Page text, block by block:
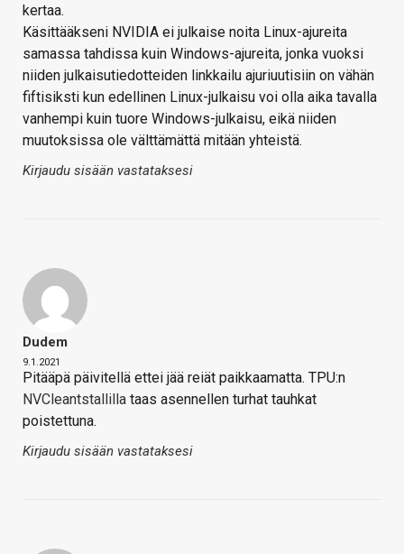
kertaa.
Käsittääkseni NVIDIA ei julkaise noita Linux-ajureita
samassa tahdissa kuin Windows-ajureita, jonka vuoksi
niiden julkaisutiedotteiden linkkailu ajuriuutisiin on vähän
fiftisiksti kun edellinen Linux-julkaisu voi olla aika tavalla
vanhempi kuin tuore Windows-julkaisu, eikä niiden
muutoksissa ole välttämättä mitään yhteistä.
Kirjaudu sisään vastataksesi
Dudem
9.1.2021
Pitääpä päivitellä ettei jää reiät paikkaamatta. TPU:n
NVCleantstallilla taas asennellen turhat tauhkat
poistettuna.
Kirjaudu sisään vastataksesi